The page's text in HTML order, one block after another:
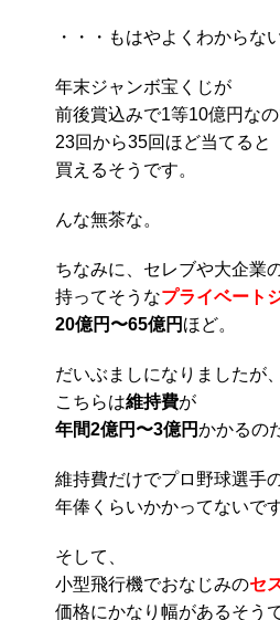
・・・もはやよくわからな
年末ジャンボ宝くじが
前後賞込みで1等10億円なの
23回から35回ほど当てると
買えるそうです。
んな無茶な。
ちなみに、セレブや大企業
持ってそうなプライベート
20億円〜65億円 ほど。
だいぶましになりましたが、
こちらは維持費が
年間2億円〜3億円かかるの
維持費だけでプロ野球選手
年俸くらいかかってないで
そして、
小型飛行機でおなじみのセ
価格にかなり幅があるそうで